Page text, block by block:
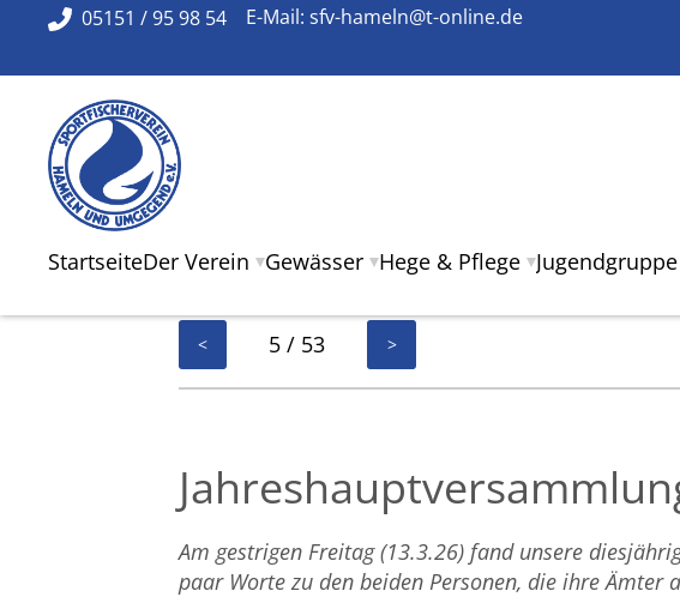
< 5 / 53 >
Am gestrigen Freitag (13.3.26) fand unsere
paar Worte zu den beiden Personen, die ihre
05151 / 95 98 54 E-Mail: sfv-hameln@t-online.de
StartseiteDer Verein Gewässer Hege & Pflege Jugendgruppe